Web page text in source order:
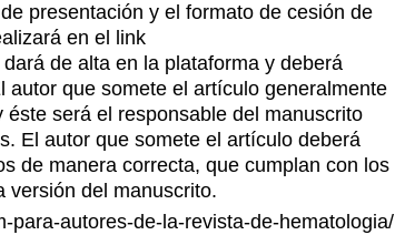
presentación y el formato de cesión de
en el link
de alta en la plataforma y deberá
que somete el artículo generalmente
será el responsable del manuscrito
El autor que somete el artículo deberá
de manera correcta, que cumplan con los
versión del manuscrito.
para-autores-de-la-revista-de-hematologia/